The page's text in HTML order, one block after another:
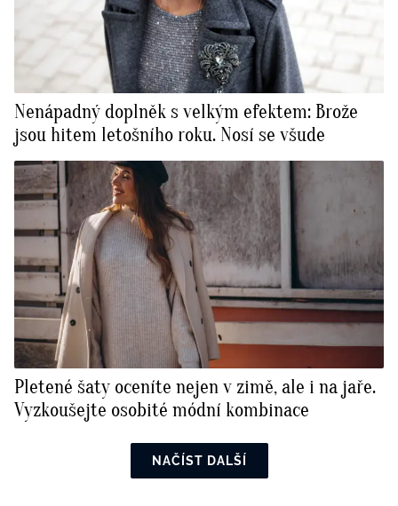
Nenápadný doplněk s velkým efektem: Brože
jsou hitem letošního roku. Nosí se všude
Pletené šaty oceníte nejen v zimě, ale i na jaře.
Vyzkoušejte osobité módní kombinace
NAČÍST DALŠÍ